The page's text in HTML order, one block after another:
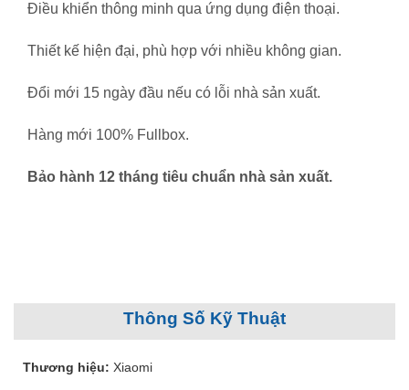
Điều khiển thông minh qua ứng dụng điện thoại.
Thiết kế hiện đại, phù hợp với nhiều không gian.
Đổi mới 15 ngày đầu nếu có lỗi nhà sản xuất.
Hàng mới 100% Fullbox.
Bảo hành 12 tháng tiêu chuẩn nhà sản xuất.
Thông Số Kỹ Thuật
Thương hiệu: Xiaomi